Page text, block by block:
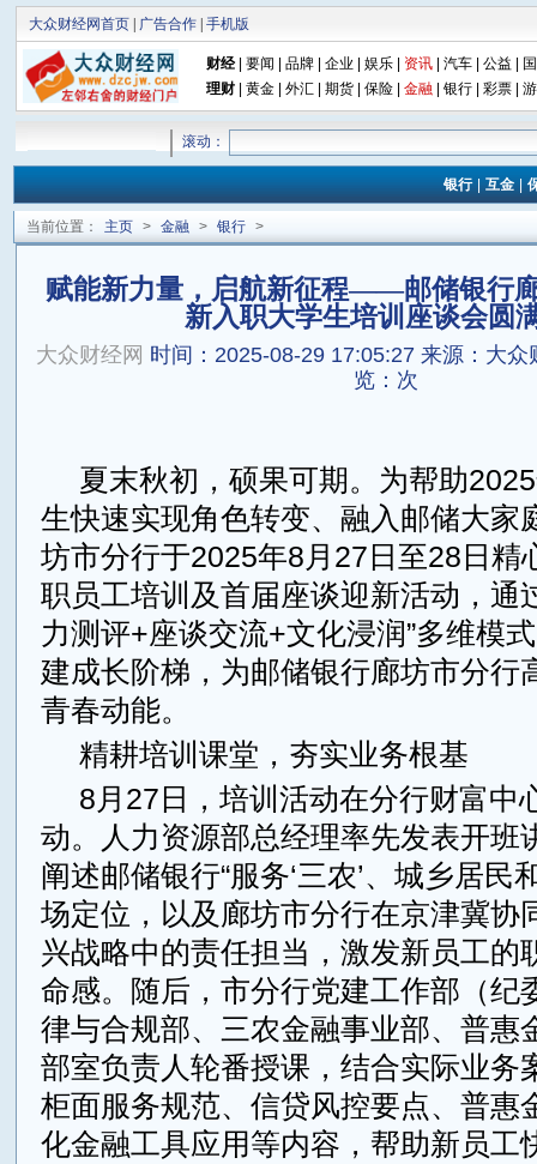
大众财经网首页| 广告合作| 手机版
财经| 要闻 品牌| 企业 娱乐| 资讯| 汽车| 公益
理财| 黄金| 外汇| 期货| 保险| 金融| 银行 彩票|
滚动：
银行|互金|
当前位置： 主页 > 金融 > 银行 >
赋能新力量，启航新征程——邮储银行
新入职大学生培训座谈会圆
大众财经网 时间：2025-08-29 17:05:27 来源：大众
览： 次
夏末秋初，硕果可期。为帮助
生快速实现角色转变、融入邮储大家
坊市分行于2025年8月27日至28日精
职员工培训及首届座谈迎新活动，通
力测评+座谈交流+文化浸润”多维模
建成长阶梯，为邮储银行廊坊市分行
青春动能。
精耕培训课堂，夯实业务根基
8月27日，培训活动在分行财富中
动。人力资源部总经理率先发表开班
阐述邮储银行“服务‘三农’、城乡居民
场定位，以及廊坊市分行在京津冀协
兴战略中的责任担当，激发新员工的
命感。随后，市分行党建工作部（纪
律与合规部、三农金融事业部、普惠
部室负责人轮番授课，结合实际业务
柜面服务规范、信贷风控要点、普惠
化金融工具应用等内容，帮助新员工